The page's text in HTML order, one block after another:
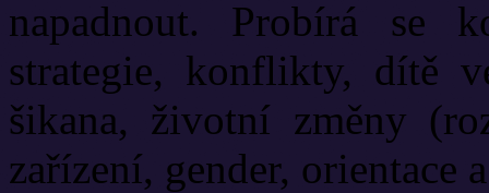
napadnout. Probírá se
strategie, konflikty, dítě
šikana, životní změny
zařízení, gender, orientace